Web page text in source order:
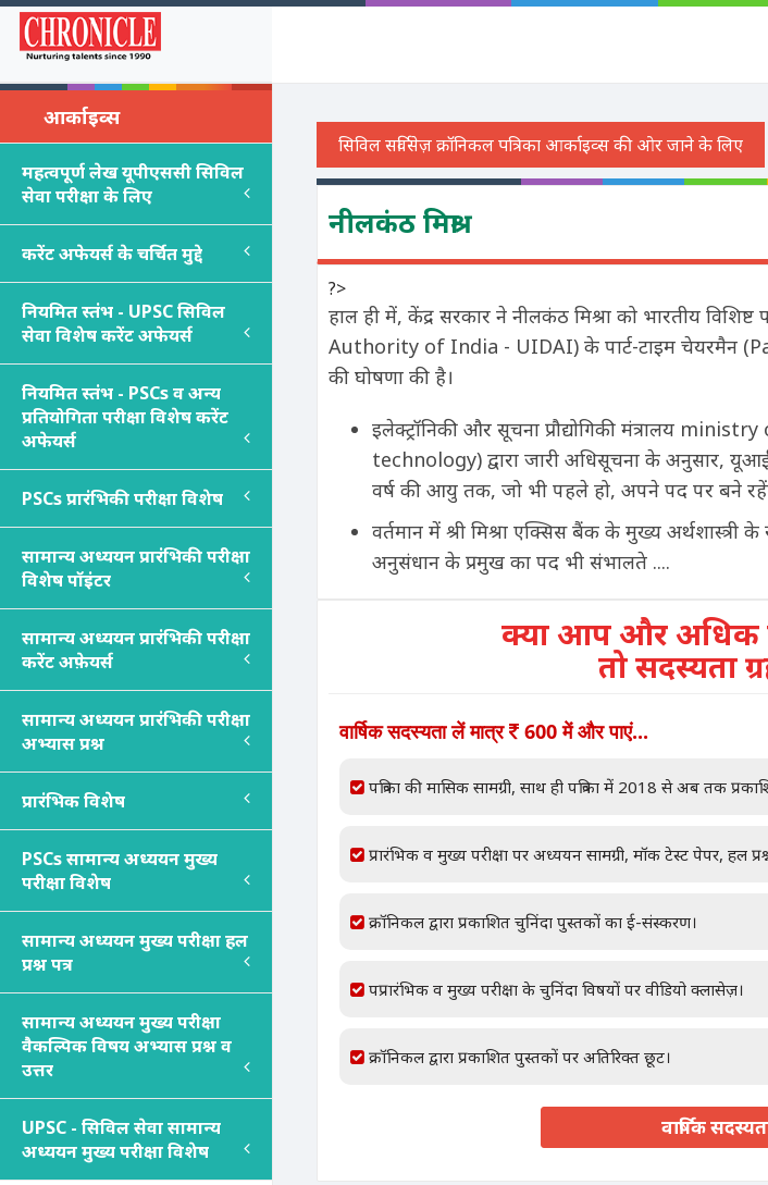
आर्काइव्स
महत्वपूर्ण लेख यूपीएससी सिविल
सेवा परीक्षा के लिए
करेंट अफेयर्स के चर्चित मुद्दे
नियमित स्तंभ - UPSC सिविल
सेवा विशेष करेंट अफेयर्स
नियमित स्तंभ - PSCsव अन्य
प्रतियोगिता परीक्षा विशेष करेंट
अफेयर्स
PSCsप्रारंभिकी परीक्षा विशेष
सामान्य अध्ययन प्रारंभिकी परीक्षा
विशेष पॉइंटर
सामान्य अध्ययन प्रारंभिकी परीक्षा
करेंट अफ़ेयर्स
सामान्य अध्ययन प्रारंभिकी परीक्षा
अभ्यास प्रश्न
प्रारंभिक विशेष
PSCsसामान्य अध्ययन मुख्य
परीक्षा विशेष
सामान्य अध्ययन मुख्य परीक्षा हल
प्रश्न पत्र
सामान्य अध्ययन मुख्य परीक्षा
वैकल्पिक विषय अभ्यास प्रश्न व
उत्तर
UPSC - सिविल सेवा सामान्य
अध्ययन मुख्य परीक्षा विशेष
नीलकंठ मिश्रा
?>
हाल ही में, केंद्र सरकार ने नीलकंठ मिश्रा को भारतीय
Authority of India - UIDAI) के पार्ट-टाइम चेयरमैन
की घोषणा की है।
इलेक्ट्रॉनिकी और सूचना प्रौद्योगिकी मंत्रालय
technology) द्वारा जारी अधिसूचना के अनुसार,
वर्ष की आयु तक, जो भी पहले हो, अपने पद पर बने
वर्तमान में श्री मिश्रा एक्सिस बैंक के मुख्य
अनुसंधान के प्रमुख का पद भी संभालते ....
क्या आप और अधिक
तो सदस्यता
वार्षिक सदस्यता लें मात्र 600 में और पाएं...
पत्रिका की मासिक सामग्री, साथ ही पत्रिका में 2018 से अब तक
प्रारंभिक व मुख्य परीक्षा पर अध्ययन सामग्री, मॉक टेस्ट पेपर, हल
क्रॉनिकल द्वारा प्रकाशित चुनिंदा पुस्तकों का ई-संस्करण।
पप्रारंभिक व मुख्य परीक्षा के चुनिंदा विषयों पर वीडियो क्लासेज़।
क्रॉनिकल द्वारा प्रकाशित पुस्तकों पर अतिरिक्त छूट।
वार्षिक